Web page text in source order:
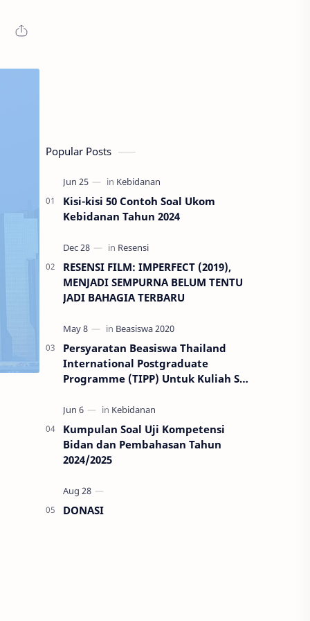
Popular Posts
Kisi-kisi 50 Contoh Soal Ukom
Kebidanan Tahun 2024
RESENSI FILM: IMPERFECT (2019),
MENJADI SEMPURNA BELUM TENTU
JADI BAHAGIA TERBARU
Persyaratan Beasiswa Thailand
International Postgraduate
Programme (TIPP) Untuk Kuliah S2
Kumpulan Soal Uji Kompetensi
Bidan dan Pembahasan Tahun
2024/2025
DONASI